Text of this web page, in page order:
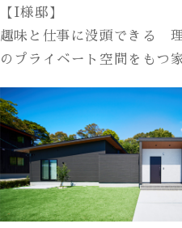
【I様邸】
趣味と仕事に没頭できる
のプライベート空間をもつ